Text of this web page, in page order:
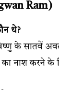
Ram)
थे?
के सातवें
का नाश करने के